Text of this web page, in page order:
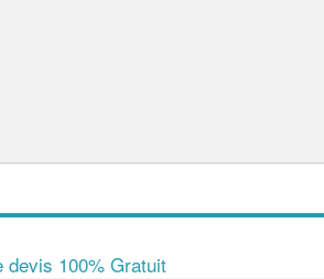
devis 100% Gratuit